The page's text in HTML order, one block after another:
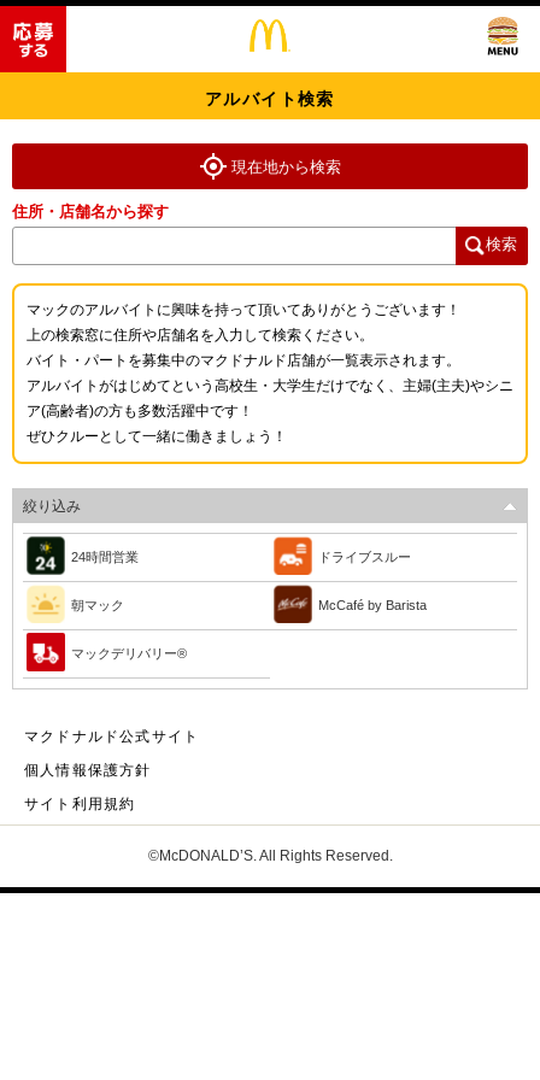
アルバイト検索
現在地から検索
住所・店舗名から探す
検索
マックのアルバイトに興味を持って頂いてありがとうございます！
上の検索窓に住所や店舗名を入力して検索ください。
バイト・パートを募集中のマクドナルド店舗が一覧表示されます。
アルバイトがはじめてという高校生・大学生だけでなく、主婦(主夫)やシニ
ア(高齢者)の方も多数活躍中です！
ぜひクルーとして一緒に働きましょう！
絞り込み
24時間営業 ドライブスルー
朝マック McCafé by Barista
マックデリバリー®︎
マクドナルド公式サイト
個人情報保護方針
サイト利用規約
©McDONALD’S. All Rights Reserved.